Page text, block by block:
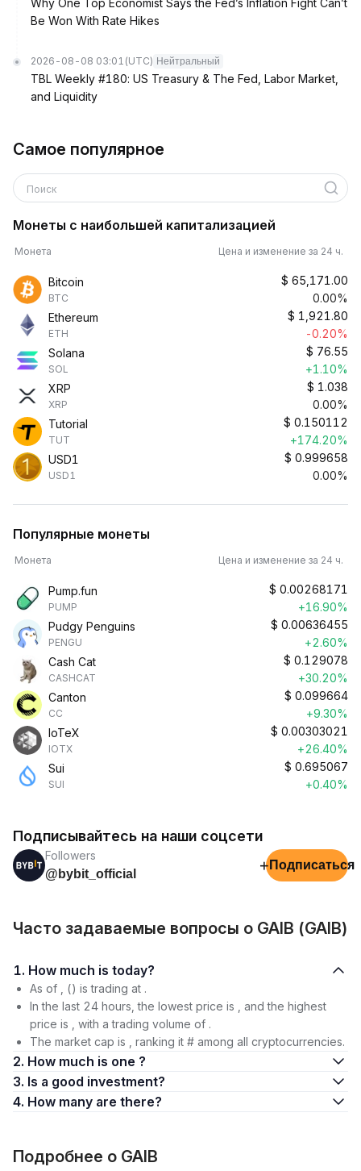
Why One Top Economist Says the Fed’s Inflation Fight Can’t
Be Won With Rate Hikes
2026-08-08 03:01 (UTC) Нейтральный
TBL Weekly #180: US Treasury & The Fed, Labor Market,
and Liquidity
Самое популярное
Поиск
Монеты с наибольшей капитализацией
Монета Цена и изменение за 24 ч.
Bitcoin
BTC
$ 65,171.00
0.00%
Ethereum
ETH
$ 1,921.80
-0.20%
Solana
SOL
$ 76.55
+1.10%
XRP
XRP
$ 1.038
0.00%
Tutorial
TUT
$ 0.150112
+174.20%
USD1
USD1
$ 0.999658
0.00%
Популярные монеты
Монета Цена и изменение за 24 ч.
Pump.fun
PUMP
$ 0.00268171
+16.90%
Pudgy Penguins
PENGU
$ 0.00636455
+2.60%
Cash Cat
CASHCAT
$ 0.129078
+30.20%
Canton
CC
$ 0.099664
+9.30%
IoTeX
IOTX
$ 0.00303021
+26.40%
Sui
SUI
$ 0.695067
+0.40%
Подписывайтесь на наши соцсети
Followers
@bybit_official
+ Подписаться
Часто задаваемые вопросы о GAIB (GAIB)
1. How much is today?
As of , () is trading at .
In the last 24 hours, the lowest price is , and the highest
price is , with a trading volume of .
The market cap is , ranking it # among all cryptocurrencies.
2. How much is one ?
3. Is a good investment?
4. How many are there?
Подробнее о GAIB